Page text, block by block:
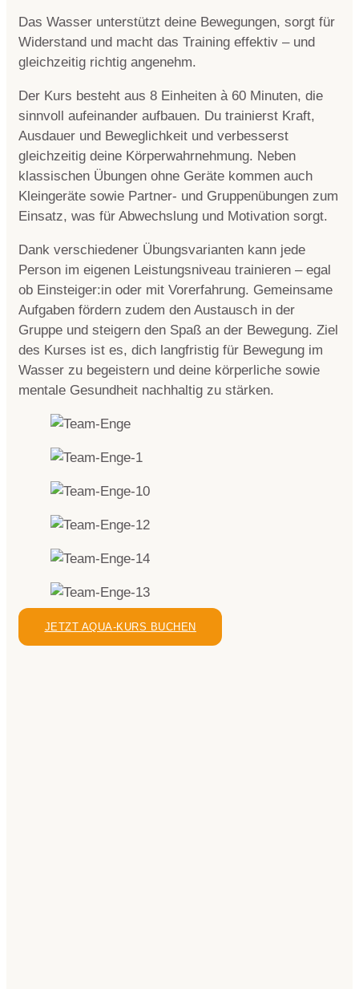
Das Wasser unterstützt deine Bewegungen, sorgt für
Widerstand und macht das Training effektiv – und
gleichzeitig richtig angenehm.
Der Kurs besteht aus 8 Einheiten à 60 Minuten, die
sinnvoll aufeinander aufbauen. Du trainierst Kraft,
Ausdauer und Beweglichkeit und verbesserst
gleichzeitig deine Körperwahrnehmung. Neben
klassischen Übungen ohne Geräte kommen auch
Kleingeräte sowie Partner- und Gruppenübungen zum
Einsatz, was für Abwechslung und Motivation sorgt.
Dank verschiedener Übungsvarianten kann jede
Person im eigenen Leistungsniveau trainieren – egal
ob Einsteiger:in oder mit Vorerfahrung. Gemeinsame
Aufgaben fördern zudem den Austausch in der
Gruppe und steigern den Spaß an der Bewegung. Ziel
des Kurses ist es, dich langfristig für Bewegung im
Wasser zu begeistern und deine körperliche sowie
mentale Gesundheit nachhaltig zu stärken.
JETZT AQUA-KURS BUCHEN